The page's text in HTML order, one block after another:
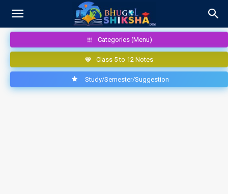
Categories (Menu)
Class 5 to 12 Notes
Study/Semester/Suggestion